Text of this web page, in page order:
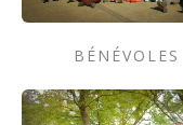
BÉNÉVOLES